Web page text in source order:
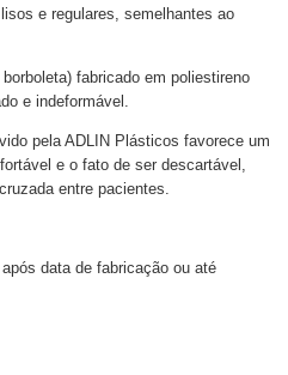
e regulares, semelhantes ao
fabricado em poliestireno
e indeformável.
pela ADLIN Plásticos favorece um
e o fato de ser descartável,
entre pacientes.
data de fabricação ou até